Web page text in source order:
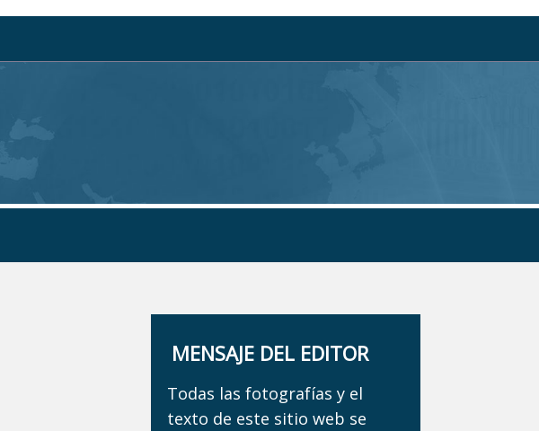
MENSAJE DEL EDITOR
Todas las fotografías y el
texto de este sitio web se